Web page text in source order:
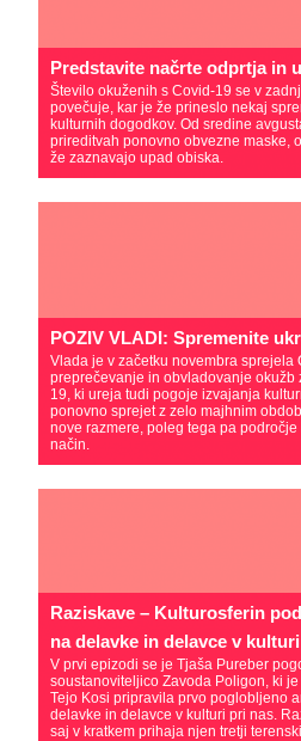
Predstavite načrte odprtja in
Število okuženih s Covid-19 se v
povečuje, kar je že prineslo nekaj
kulturnih dogodkov. Od sredine
prireditvah ponovno obvezne maske,
že zaznavajo upad obiska.
POZIV VLADI: Spremenite
Vlada je v začetku novembra sprejela
preprečevanje in obvladovanje okužb
19, ki ureja tudi pogoje izvajanja
ponovno sprejet z zelo majhnim
nove razmere, poleg tega pa
način.
Raziskave – Kulturosferin
na delavke in delavce v kulturi
V prvi epizodi se je Tjaša Pureber
soustanoviteljico Zavoda Poligon, ki
Tejo Kosi pripravila prvo poglobljeno
delavke in delavce v kulturi pri nas.
saj v kratkem prihaja njen tretji terenski